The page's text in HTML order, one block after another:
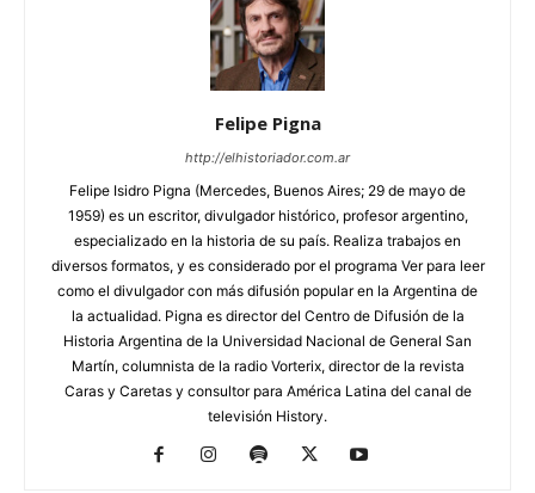
Felipe Pigna
http://elhistoriador.com.ar
Felipe Isidro Pigna (Mercedes, Buenos Aires; 29 de mayo de
1959) es un escritor, divulgador histórico, profesor argentino,
especializado en la historia de su país. Realiza trabajos en
diversos formatos, y es considerado por el programa Ver para leer
como el divulgador con más difusión popular en la Argentina de
la actualidad. Pigna es director del Centro de Difusión de la
Historia Argentina de la Universidad Nacional de General San
Martín, columnista de la radio Vorterix, director de la revista
Caras y Caretas y consultor para América Latina del canal de
televisión History.